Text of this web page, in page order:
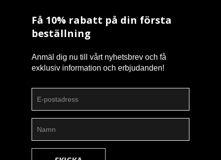
Få 10% rabatt på din första
beställning
Anmäl dig nu till vårt nyhetsbrev och få
exklusiv information och erbjudanden!